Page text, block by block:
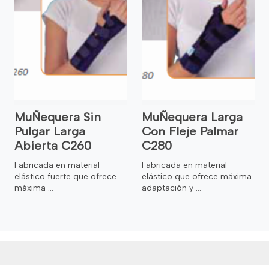
MuÑequera Sin
Pulgar Larga
Abierta C260
Fabricada en material
elástico fuerte que ofrece
máxima ...
MuÑequera Larga
Con Fleje Palmar
C280
Fabricada en material
elástico que ofrece máxima
adaptación y ...